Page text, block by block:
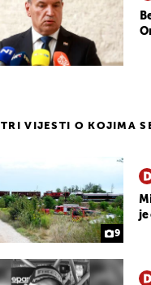
TRI VIJESTI O KOJIMA
9
je